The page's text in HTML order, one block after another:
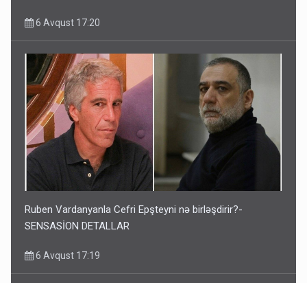
6 Avqust 17:20
Ruben Vardanyanla Cefri Epşteyni nə birləşdirir?-
SENSASİON DETALLAR
6 Avqust 17:19